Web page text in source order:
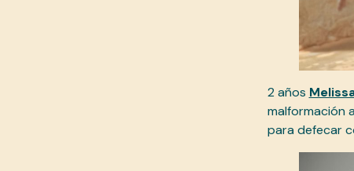
2 años
malformación
para defecar